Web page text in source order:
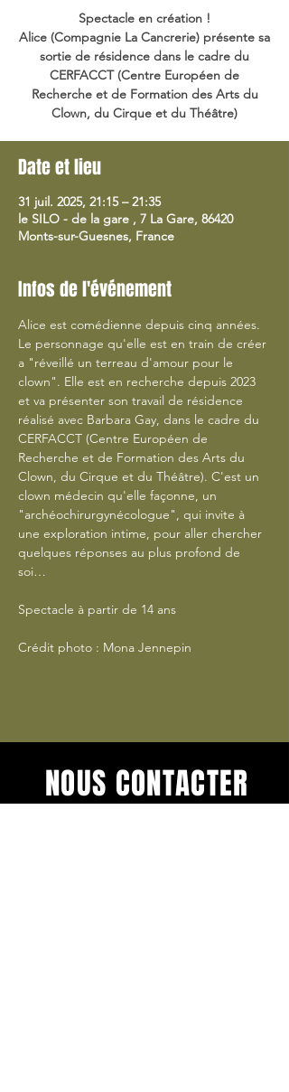
Spectacle en création !
Alice (Compagnie La Cancrerie) présente sa
sortie de résidence dans le cadre du
CERFACCT (Centre Européen de
Recherche et de Formation des Arts du
Clown, du Cirque et du Théâtre)
Date et lieu
31 juil. 2025, 21:15 – 21:35
le SILO - de la gare , 7 La Gare, 86420
Monts-sur-Guesnes, France
Infos de l'événement
Alice est comédienne depuis cinq années.
Le personnage qu'elle est en train de créer
a "réveillé un terreau d'amour pour le
clown". Elle est en recherche depuis 2023
et va présenter son travail de résidence
réalisé avec Barbara Gay, dans le cadre du
CERFACCT (Centre Européen de
Recherche et de Formation des Arts du
Clown, du Cirque et du Théâtre). C'est un
clown médecin qu'elle façonne, un
"archéochirurgynécologue", qui invite à
une exploration intime, pour aller chercher
quelques réponses au plus profond de
soi…
Spectacle à partir de 14 ans
Crédit photo : Mona Jennepin
NOUS CONTACTER